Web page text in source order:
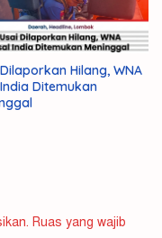
Hilang, WNA
Ditemukan
Ruas yang wajib